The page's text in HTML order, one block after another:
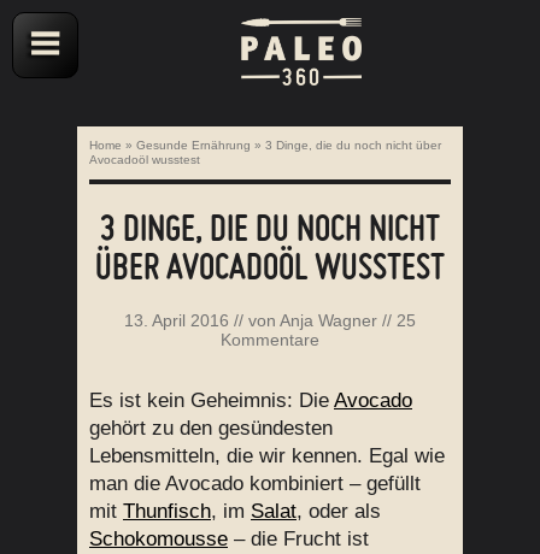
Home » Gesunde Ernährung » 3 Dinge, die du noch nicht über
Avocadoöl wusstest
3 DINGE, DIE DU NOCH NICHT
ÜBER AVOCADOÖL WUSSTEST
13. April 2016 // von Anja Wagner // 25
Kommentare
Es ist kein Geheimnis: Die Avocado
gehört zu den gesündesten
Lebensmitteln, die wir kennen. Egal wie
man die Avocado kombiniert – gefüllt
mit Thunfisch, im Salat, oder als
Schokomousse – die Frucht ist